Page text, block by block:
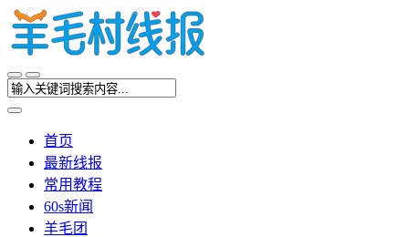
首页
最新线报
常用教程
60s新闻
羊毛团